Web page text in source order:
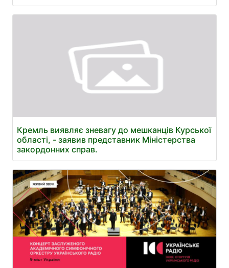
Кремль виявляє зневагу до мешканців Курської
області, - заявив представник Міністерства
закордонних справ.